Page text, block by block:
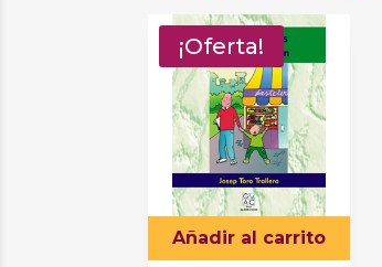
¡Oferta!
Añadir al carrito